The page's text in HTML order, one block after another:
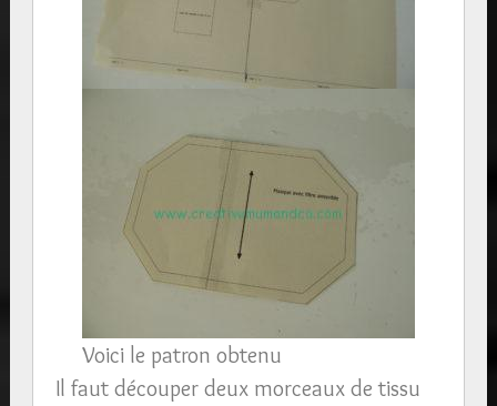
Voici le patron obtenu
Il faut découper deux morceaux de tissu